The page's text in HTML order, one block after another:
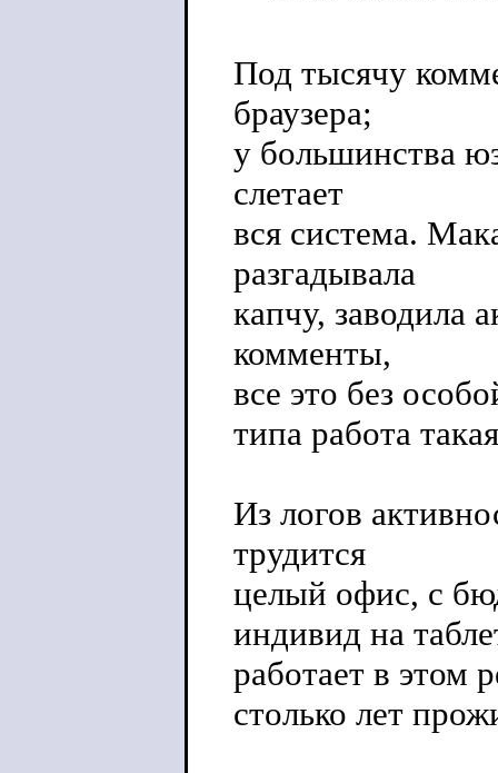
Под тысячу
браузера;
у большинства
слетает
вся система.
разгадывала
капчу, заводила
комменты,
все это без
типа работа
Из логов
трудится
целый офис, с
индивид на
работает в этом
столько лет